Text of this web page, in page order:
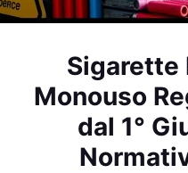
Sigarette
Monouso
dal 1°